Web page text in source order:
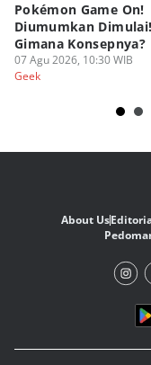
Pokémon Game On!
Diumumkan Dimulai!
Gimana Konsepnya?
07 Agu 2026, 10:30 WIB
Geek
About Us